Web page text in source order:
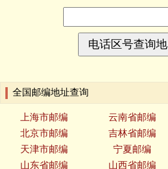
全国邮编地址查询
上海市邮编 云南省邮编
北京市邮编
吉林省邮编
天津市邮编
宁夏邮编
山东省邮编
山西省邮编